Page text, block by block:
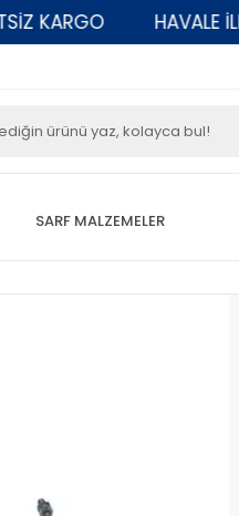
HAVALE İLE
SARF MALZEMELER